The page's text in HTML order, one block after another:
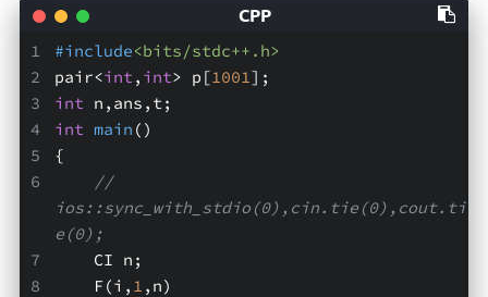
#include<bits/stdc++.h>
pair<int , int> p[1001 ];
int n,ans,t;
int main ()
{
//
ios::sync_with_stdio(0),cin.tie(0),cout.ti
e(0);
    CI n;
    F(i,
1 ,n)
工具
Time
2048
学术站
Argon站
留言板